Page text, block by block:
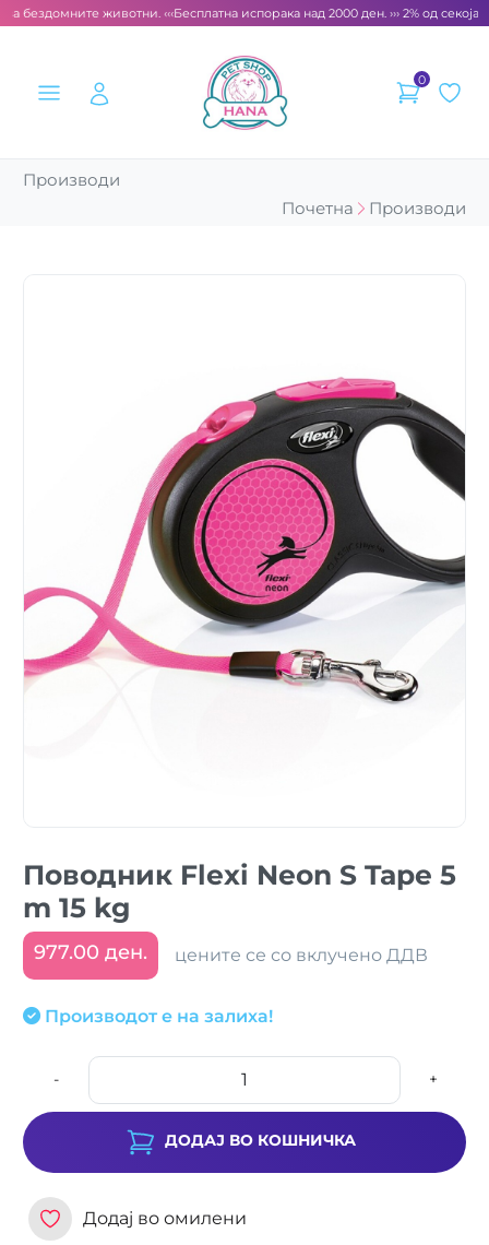
бездомните животни. ‹‹‹Бесплатна испорака над 2000 ден. ››› 2% од секоја
0
Производи
Почетна
Производи
Поводник Flexi Neon S Tape 5
m 15 kg
977.00 ден. цените се со вклучено ДДВ
Производот е на залиха!
- +
ДОДАЈ ВО КОШНИЧКА
Додај во омилени